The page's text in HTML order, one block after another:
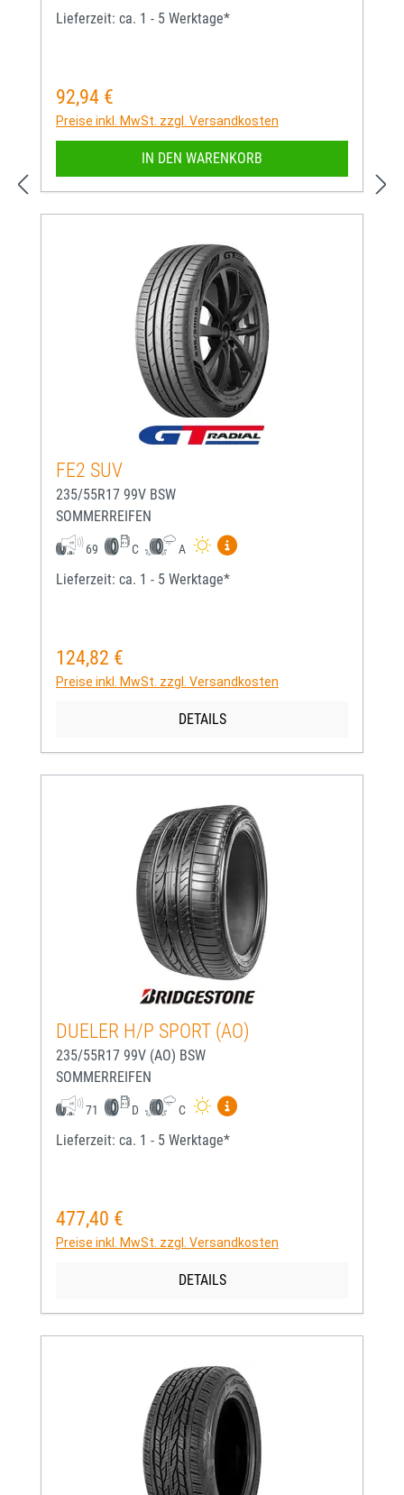
Lieferzeit: ca. 1 - 5 Werktage*
Regulärer Preis:
92,94 €
Preise inkl. MwSt. zzgl. Versandkosten
IN DEN WARENKORB
FE2 SUV
235/55R17 99V BSW
SOMMERREIFEN
69 C A
Mehr Informationen zum
Lieferzeit: ca. 1 - 5 Werktage*
Regulärer Preis:
124,82 €
Preise inkl. MwSt. zzgl. Versandkosten
DETAILS
DUELER H/P SPORT (AO)
235/55R17 99V (AO) BSW
SOMMERREIFEN
71 D C
Mehr Informationen zum
Lieferzeit: ca. 1 - 5 Werktage*
Regulärer Preis:
477,40 €
Preise inkl. MwSt. zzgl. Versandkosten
DETAILS